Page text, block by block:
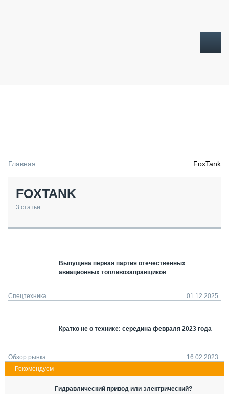
ТЕХНИКА КРУПНЫМ ПЛАНОМ
МЕРОПРИЯТИЯ
О ПРОЕКТЕ
Главная FoxTank
FOXTANK
3 статьи
Выпущена первая партия отечественных
авиационных топливозаправщиков
Спецтехника 01.12.2025
Кратко не о технике: середина февраля 2023 года
Обзор рынка 16.02.2023
Гидравлический привод или электрический?